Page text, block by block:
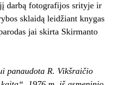
darbą fotografijos srityje ir
sklaidą leidžiant knygas
jai skirta Skirmanto
panaudota R. Vikšraičio